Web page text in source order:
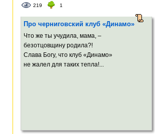
219 1
Про черниговский клуб «Динамо»
Что же ты учудила, мама, –
безотцовщину родила?!
Слава Богу, что клуб «Динамо»
не жалел для таких тепла!...